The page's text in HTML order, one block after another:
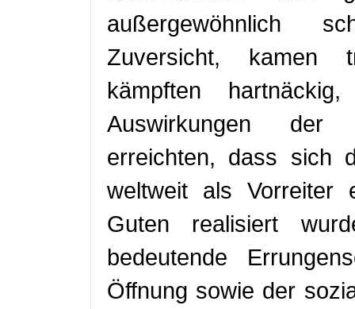
außergewöhnlich
Zuversicht, kamen
kämpften
Auswirkungen der
erreichten, dass sich
weltweit als Vorreiter
Guten realisiert
bedeutende
Öffnung sowie der